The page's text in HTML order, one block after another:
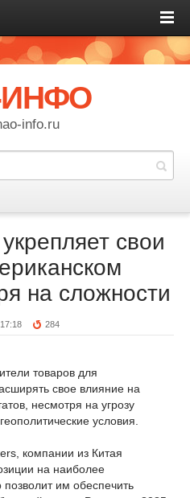
info.ru
свои
на сложности
284
товаров для
свое влияние на
несмотря на угрозу
условия.
компании из Китая
на наиболее
им обеспечить